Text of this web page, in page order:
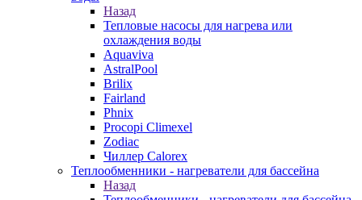
Назад
Тепловые насосы для нагрева или
охлаждения воды
Aquaviva
AstralPool
Brilix
Fairland
Phnix
Procopi Climexel
Zodiac
Чиллер Calorex
Теплообменники - нагреватели для бассейна
Назад